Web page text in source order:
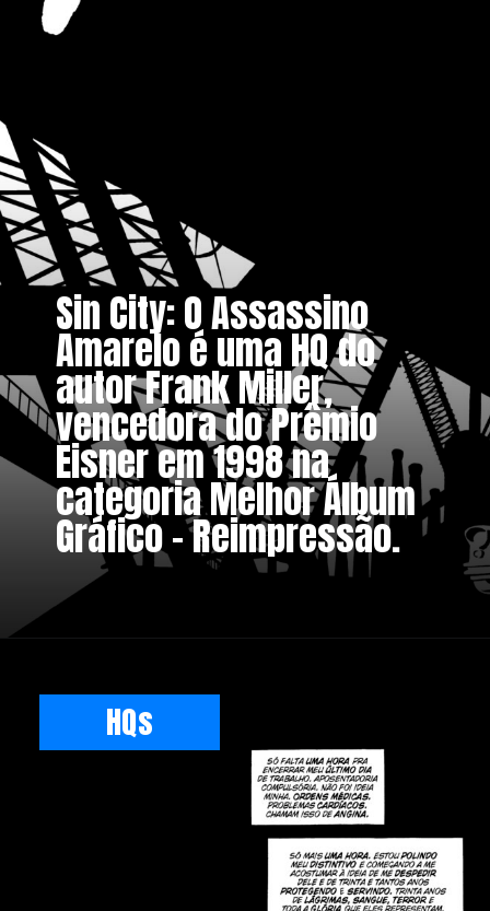
Sin City: O Assassino
Amarelo é uma HQ do
autor Frank Miller,
vencedora do Prêmio
Eisner em 1998 na
categoria Melhor Álbum
Gráfico – Reimpressão.
HQs